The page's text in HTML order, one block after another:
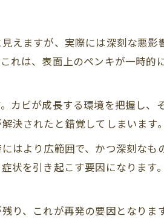
えますが、実際には深刻な悪
れは、表面上のペンキが一時
カビが成長する環境を把握し
決されたと錯覚してしまいます。
はより広範囲で、かつ深刻な
状を引き起こす要因になりま
り、これが再発の要因となり